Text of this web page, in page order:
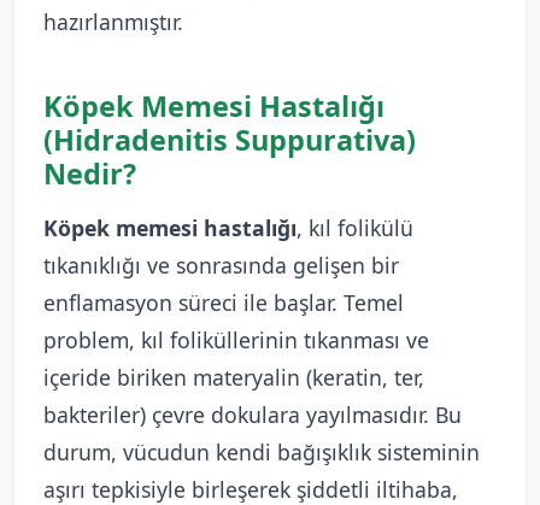
hazırlanmıştır.
Köpek Memesi Hastalığı
(Hidradenitis Suppurativa)
Nedir?
Köpek memesi hastalığı, kıl folikülü
tıkanıklığı ve sonrasında gelişen bir
enflamasyon süreci ile başlar. Temel
problem, kıl foliküllerinin tıkanması ve
içeride biriken materyalin (keratin, ter,
bakteriler) çevre dokulara yayılmasıdır. Bu
durum, vücudun kendi bağışıklık sisteminin
aşırı tepkisiyle birleşerek şiddetli iltihaba,